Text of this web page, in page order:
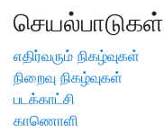
செயல்பாடுகள்
எதிர்வரும் நிகழ்வுகள்
நிறைவு நிகழ்வுகள்
படக்காட்சி
காணொளி